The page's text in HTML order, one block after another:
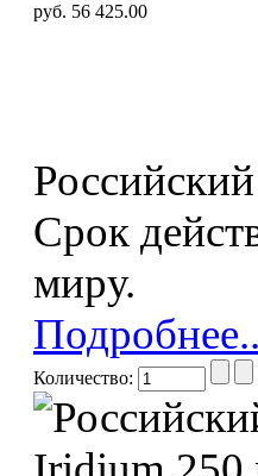
руб. 56 425.00
Срок
миру.
Количество: